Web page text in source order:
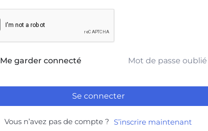
Me garder connecté Mot de passe oublié
Se connecter
Vous n’avez pas de compte ? S’inscrire maintenant